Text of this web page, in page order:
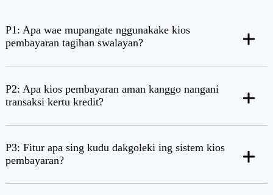
P1: Apa wae mupangate nggunakake kios
pembayaran tagihan swalayan?
P2: Apa kios pembayaran aman kanggo nangani
transaksi kertu kredit?
P3: Fitur apa sing kudu dakgoleki ing sistem kios
pembayaran?